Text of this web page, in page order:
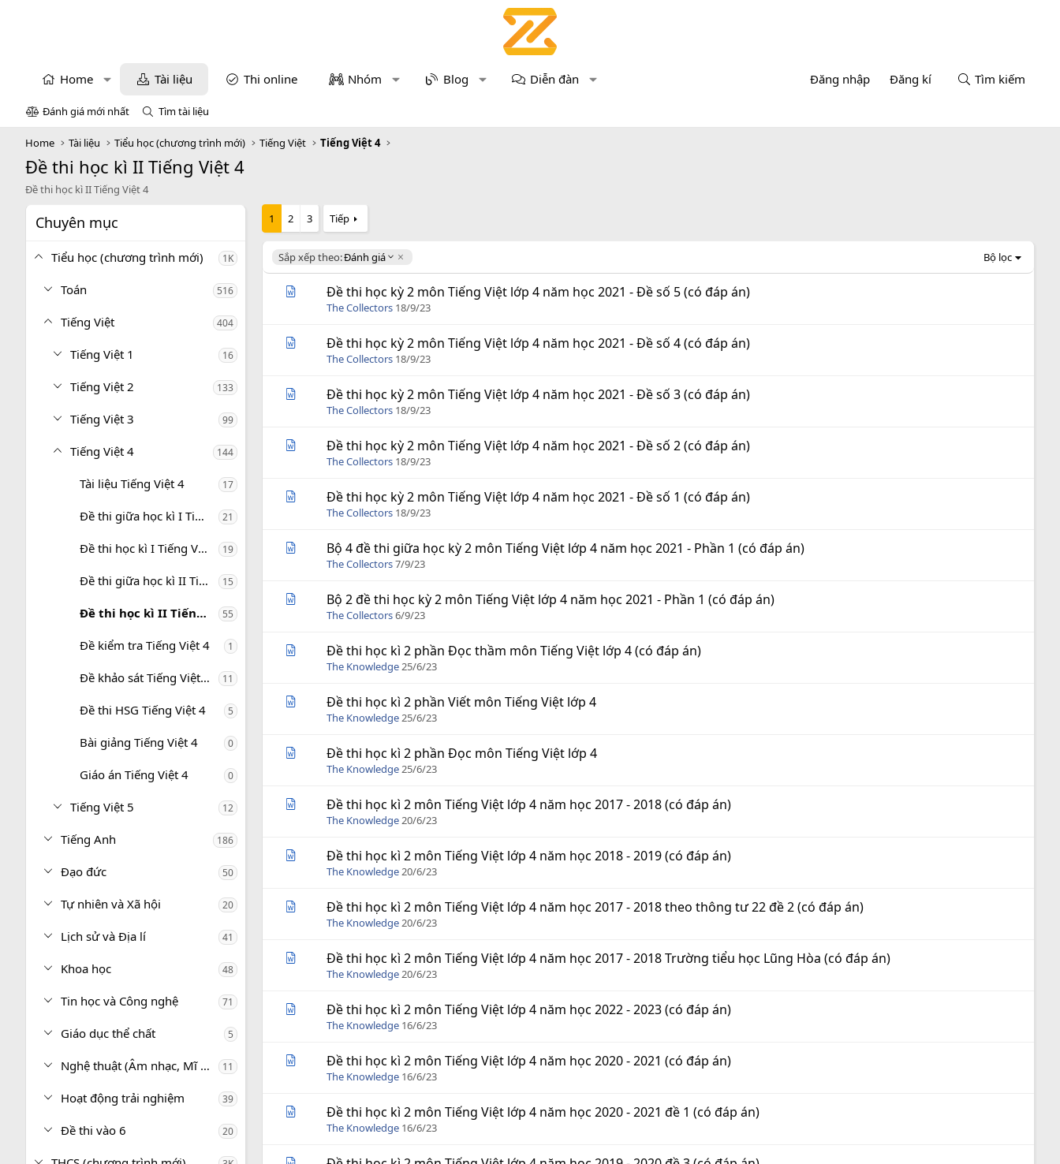
Home Tài liệu Thi online Nhóm Blog Diễn đàn Đăng nhập Đăng kí Tìm kiếm
Đánh giá mới nhất Tìm tài liệu
Home Tài liệu Tiểu học (chương trình mới) Tiếng Việt Tiếng Việt 4
Đề thi học kì II Tiếng Việt 4
Đề thi học kì II Tiếng Việt 4
Chuyên mục
Tiểu học (chương trình mới) 1K
Toán 516
Tiếng Việt 404
Tiếng Việt 1 16
Tiếng Việt 2 133
Tiếng Việt 3 99
Tiếng Việt 4 144
Tài liệu Tiếng Việt 4 17
Đề thi giữa học kì I Tiếng Việt 4 21
Đề thi học kì I Tiếng Việt 4 19
Đề thi giữa học kì II Tiếng Việt 4 15
Đề thi học kì II Tiếng Việt 4 55
Đề kiểm tra Tiếng Việt 4 1
Đề khảo sát Tiếng Việt 4 11
Đề thi HSG Tiếng Việt 4 5
Bài giảng Tiếng Việt 4 0
Giáo án Tiếng Việt 4 0
Tiếng Việt 5 12
Tiếng Anh 186
Đạo đức 50
Tự nhiên và Xã hội 20
Lịch sử và Địa lí 41
Khoa học 48
Tin học và Công nghệ 71
Giáo dục thể chất 5
Nghệ thuật (Âm nhạc, Mĩ thuật) 11
Hoạt động trải nghiệm 39
Đề thi vào 6 20
1 2 3 Tiếp
Sắp xếp theo:Đánh giá
D
e
Bộ lọc
Đề thi học kỳ 2 môn Tiếng Việt lớp 4 năm học 2021 - Đề số 5 (có đáp án)
The Collectors 18/9/23
Đề thi học kỳ 2 môn Tiếng Việt lớp 4 năm học 2021 - Đề số 4 (có đáp án)
The Collectors 18/9/23
Đề thi học kỳ 2 môn Tiếng Việt lớp 4 năm học 2021 - Đề số 3 (có đáp án)
The Collectors 18/9/23
Đề thi học kỳ 2 môn Tiếng Việt lớp 4 năm học 2021 - Đề số 2 (có đáp án)
The Collectors 18/9/23
Đề thi học kỳ 2 môn Tiếng Việt lớp 4 năm học 2021 - Đề số 1 (có đáp án)
The Collectors 18/9/23
Bộ 4 đề thi giữa học kỳ 2 môn Tiếng Việt lớp 4 năm học 2021 - Phần 1 (có đáp án)
The Collectors7/9/23
Bộ 2 đề thi học kỳ 2 môn Tiếng Việt lớp 4 năm học 2021 - Phần 1 (có đáp án)
The Collectors6/9/23
Đề thi học kì 2 phần Đọc thầm môn Tiếng Việt lớp 4 (có đáp án)
The Knowledge25/6/23
Đề thi học kì 2 phần Viết môn Tiếng Việt lớp 4
The Knowledge25/6/23
Đề thi học kì 2 phần Đọc môn Tiếng Việt lớp 4
The Knowledge25/6/23
Đề thi học kì 2 môn Tiếng Việt lớp 4 năm học 2017 - 2018 (có đáp án)
The Knowledge20/6/23
Đề thi học kì 2 môn Tiếng Việt lớp 4 năm học 2018 - 2019 (có đáp án)
The Knowledge20/6/23
Đề thi học kì 2 môn Tiếng Việt lớp 4 năm học 2017 - 2018 theo thông tư 22 đề 2 (có đáp án)
The Knowledge20/6/23
Đề thi học kì 2 môn Tiếng Việt lớp 4 năm học 2017 - 2018 Trường tiểu học Lũng Hòa (có đáp án)
The Knowledge20/6/23
Đề thi học kì 2 môn Tiếng Việt lớp 4 năm học 2022 - 2023 (có đáp án)
The Knowledge 16/6/23
Đề thi học kì 2 môn Tiếng Việt lớp 4 năm học 2020 - 2021 (có đáp án)
The Knowledge 16/6/23
Đề thi học kì 2 môn Tiếng Việt lớp 4 năm học 2020 - 2021 đề 1 (có đáp án)
The Knowledge 16/6/23